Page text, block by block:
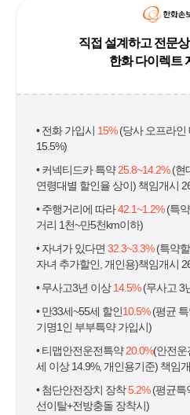
직접 설계하고 전문
한화 다이렉트
• 전화 가입시 15%(당사 오프라인
15.5%)
• 커넥티드카 특약25.8~14.2%(현
연령대별 할인율 상이) 책임개시
• 주행거리에 따라42.1~1.2%(특
거리 1천~만5천km이하)
• 자녀가 있다면 32.3~3.3%(특약
자녀 추가할인, 개인용)책임개시
• 무사고3년 이상14.5%(무사고 3
• 만33세~55세 할인10.5%(평균 특
기명1인 부부특약 가입시)
• 티맵안전운전특약20.0%(안전운
세 이상 14.9%, 개인용기준) 책임
• 첨단안전장치 장착5.2%(평균특
선이탈+전방충돌 장착시)